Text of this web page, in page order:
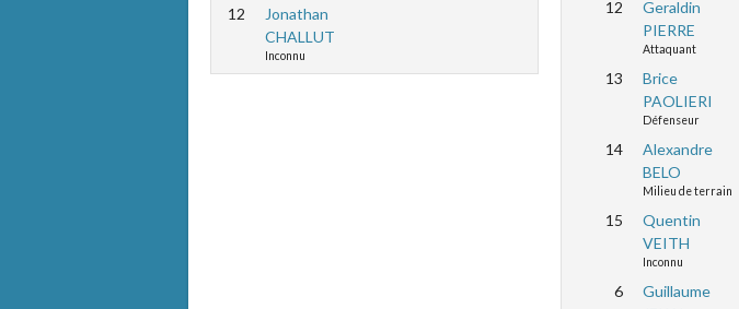
12
Jonathan
CHALLUT
Inconnu
12
Geraldin
PIERRE
Attaquant
13
Brice
PAOLIERI
Défenseur
14
Alexandre
BELO
Milieu de terrain
15
Quentin
VEITH
Inconnu
6
Guillaume